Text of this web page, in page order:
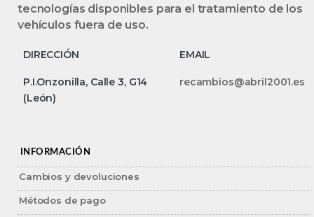
tecnologías disponibles para el tratamiento de los
vehículos fuera de uso.
DIRECCIÓN EMAIL
P.I.Onzonilla, Calle 3, G14
(León)
recambios@abril2001.es
INFORMACIÓN
Cambios y devoluciones
Métodos de pago